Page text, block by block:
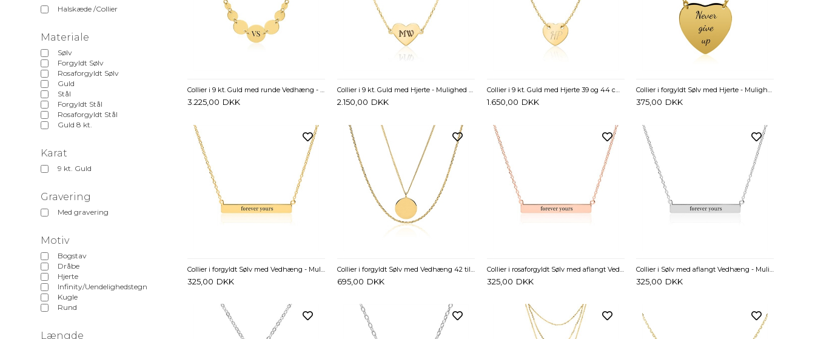
Halskæde /Collier
Materiale
Sølv
Forgyldt Sølv
Rosaforgyldt Sølv
Guld
Stål
Forgyldt Stål
Rosaforgyldt Stål
Guld 8 kt.
Karat
9 kt. Guld
Gravering
Med gravering
Motiv
Bogstav
Dråbe
Hjerte
Infinity/Uendelighedstegn
Kugle
Rund
Længde
Collier i 9 kt. Guld med runde Vedhæng - Evt. gravering
3.225,00 DKK
Collier i 9 kt. Guld med Hjerte - Mulighed for gravering
2.150,00 DKK
Collier i 9 kt. Guld med Hjerte 39 og 44 cm - Mulighed for gravering
1.650,00 DKK
Collier i forgyldt Sølv med Hjerte - Mulighed for gravering
375,00 DKK
325,00 DKK 695,00 DKK 325,00 DKK 325,00 DKK